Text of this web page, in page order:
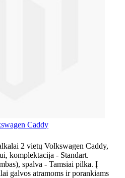
Caddy
2 vietų Volkswagen Caddy,
komplektacija - Standart.
spalva - Tamsiai pilka. Į
galvos atramoms ir porankiams